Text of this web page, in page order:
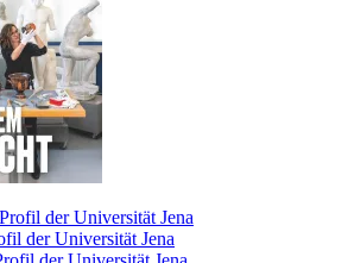
der Universität Jena
der Universität Jena